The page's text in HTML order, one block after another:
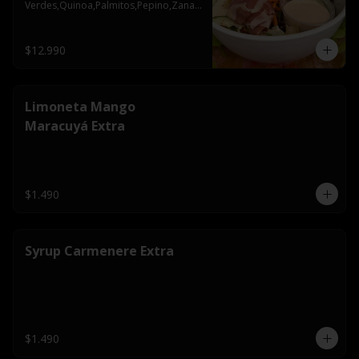
Verdes,Quinoa,Palmitos,Pepino,Zanah
$12.990
Limoneta Mango
Maracuyá Extra
$1.490
Syrup Carmenere Extra
$1.490